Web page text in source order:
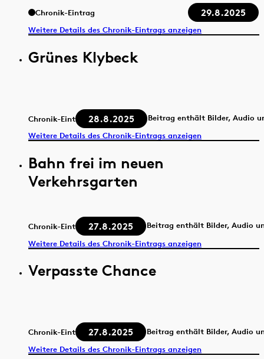
Chronik-Eintrag 29.8.2025
Weitere Details des Chronik-Eintrags anzeigen
Grünes Klybeck
Chronik-Eintrag 28.8.2025
Beitrag enthält Bilder, Audio
Weitere Details des Chronik-Eintrags anzeigen
Bahn frei im neuen
Verkehrsgarten
Chronik-Eintrag 27.8.2025
Beitrag enthält Bilder, Audio
Weitere Details des Chronik-Eintrags anzeigen
Verpasste Chance
Chronik-Eintrag 27.8.2025
Beitrag enthält Bilder, Audio
Weitere Details des Chronik-Eintrags anzeigen